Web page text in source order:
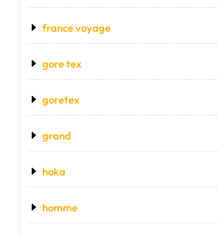
france voyage
gore tex
goretex
grand
hoka
homme